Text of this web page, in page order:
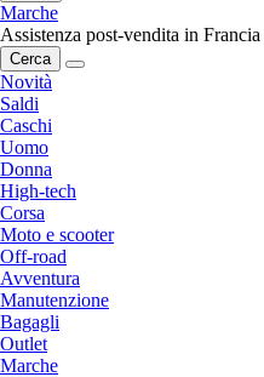
Marche
Assistenza post-vendita in Francia
Cerca
Novità
Saldi
Caschi
Uomo
Donna
High-tech
Corsa
Moto e scooter
Off-road
Avventura
Manutenzione
Bagagli
Outlet
Marche